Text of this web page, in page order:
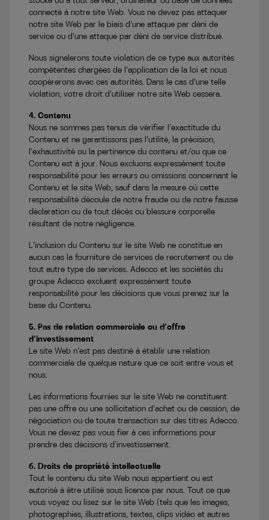
connecté à notre site Web. Vous ne devez pas attaquer
notre site Web par le biais d’une attaque par déni de
service ou d’une attaque par déni de service distribué.
Nous signalerons toute violation de ce type aux autorités
compétentes chargées de l’application de la loi et nous
coopérerons avec ces autorités. Dans le cas d’une telle
violation, votre droit d’utiliser notre site Web cessera.
4. Contenu
Nous ne sommes pas tenus de vérifier l’exactitude du
Contenu et ne garantissons pas l’utilité, la précision,
l’exhaustivité ou la pertinence du contenu et/ou que ce
Contenu est à jour. Nous excluons expressément toute
responsabilité pour les erreurs ou omissions concernant le
Contenu et le site Web, sauf dans la mesure où cette
responsabilité découle de notre fraude ou de notre fausse
déclaration ou de tout décès ou blessure corporelle
résultant de notre négligence.
L’inclusion du Contenu sur le site Web ne constitue en
aucun cas la fourniture de services de recrutement ou de
tout autre type de services. Adecco et les sociétés du
groupe Adecco excluent expressément toute
responsabilité pour les décisions que vous prenez sur la
base du Contenu.
5. Pas de relation commerciale ou d’offre
d’investissement
Le site Web n’est pas destiné à établir une relation
commerciale de quelque nature que ce soit entre vous et
nous.
Les informations fournies sur le site Web ne constituent
pas une offre ou une sollicitation d’achat ou de cession, de
négociation ou de toute transaction sur des titres Adecco.
Vous ne devez pas vous fier à ces informations pour
prendre des décisions d’investissement.
6. Droits de propriété intellectuelle
Tout le contenu du site Web nous appartient ou est
autorisé à être utilisé sous licence par nous. Tout ce que
vous voyez ou lisez sur le site Web (tels que les images,
photographies, illustrations, textes, clips vidéo et autres